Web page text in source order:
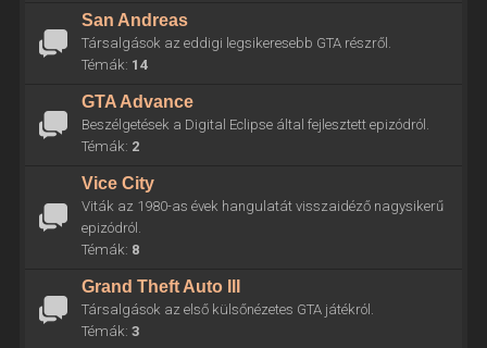
San Andreas
Társalgások az eddigi legsikeresebb GTA részről.
Témák: 14
GTA Advance
Beszélgetések a Digital Eclipse által fejlesztett epizódról.
Témák: 2
Vice City
Viták az 1980-as évek hangulatát visszaidéző nagysikerű
epizódról.
Témák: 8
Grand Theft Auto III
Társalgások az első külsőnézetes GTA játékról.
Témák: 3